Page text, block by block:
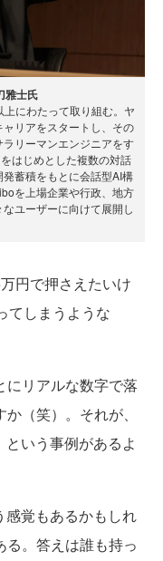
雅士氏
にわたって取り組む。ヤ
リアをスタートし、その
リーマンエンジニアをす
はじめとした複数の対話
蓄積をもとに会話型AI構
を上場企業や行政、地方
ユーザーに向けて展開し
円で押さえたいけ
てしまうような
リアルな数字で落
（笑）。それが、
いう事例があるよ
覚もあるかもしれ
る。答えは誰も持っ